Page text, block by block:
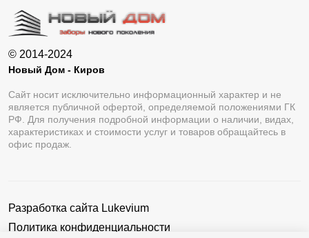
© 2014-2024
Новый Дом - Киров
Сайт носит исключительно информационный характер и не
является публичной офертой, определяемой положениями ГК
РФ. Для получения подробной информации о наличии, видах,
характеристиках и стоимости услуг и товаров обращайтесь в
офис продаж.
Разработка сайта Lukevium
Политика конфиденциальности